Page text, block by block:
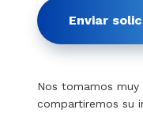
Enviar
Nos tomamos muy
compartiremos su